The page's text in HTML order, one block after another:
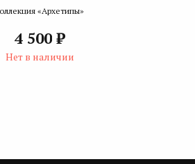
«Архетипы»
4 500 ₽
Нет в наличии